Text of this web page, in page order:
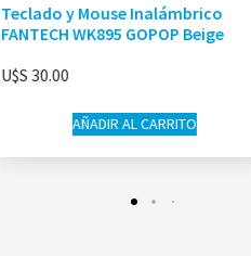
Teclado y Mouse Inalámbrico
FANTECH WK895 GOPOP Beige
U$S 30.00
AÑADIR AL CARRITO